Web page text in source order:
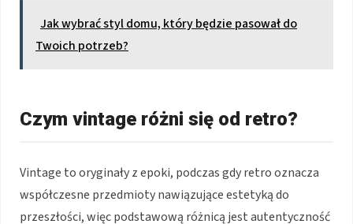
Jak wybrać styl domu, który będzie pasował do
Twoich potrzeb?
Czym vintage różni się od retro?
Vintage to oryginały z epoki, podczas gdy retro oznacza
współczesne przedmioty nawiązujące estetyką do
przeszłości, więc podstawową różnicą jest autentyczność